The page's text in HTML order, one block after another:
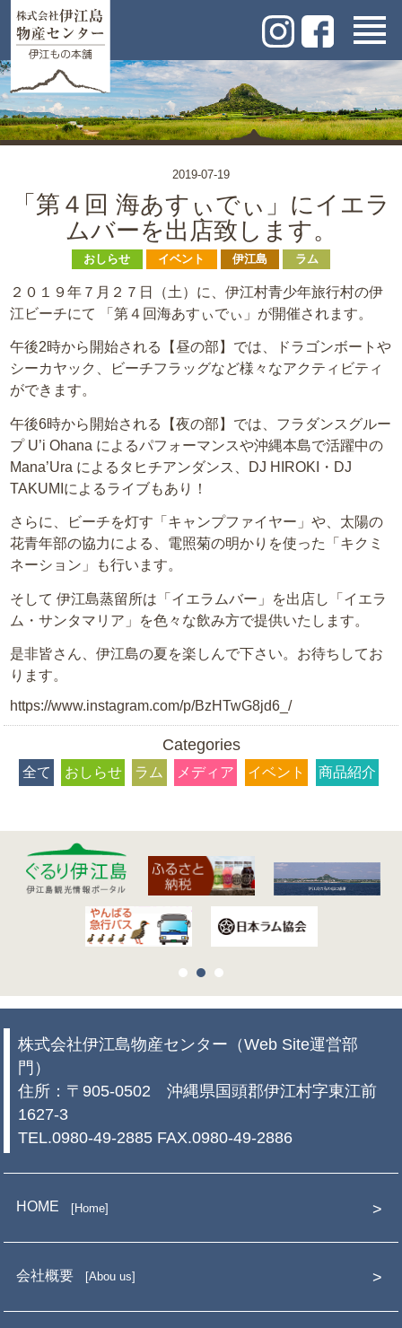
2019-07-19
「第４回 海あすぃでぃ」にイエラ
ムバーを出店致します。
おしらせ イベント 伊江島 ラム
２０１９年７月２７日（土）に、伊江村青少年旅行村の伊
江ビーチにて 「第４回海あすぃでぃ」が開催されます。
午後2時から開始される【昼の部】では、ドラゴンボートや
シーカヤック、ビーチフラッグなど様々なアクティビティ
ができます。
午後6時から開始される【夜の部】では、フラダンスグルー
プ U’i Ohana によるパフォーマンスや沖縄本島で活躍中の
Mana’Ura によるタヒチアンダンス、DJ HIROKI・DJ
TAKUMIによるライブもあり！
さらに、ビーチを灯す「キャンプファイヤー」や、太陽の
花青年部の協力による、電照菊の明かりを使った「キクミ
ネーション」も行います。
そして 伊江島蒸留所は「イエラムバー」を出店し「イエラ
ム・サンタマリア」を色々な飲み方で提供いたします。
是非皆さん、伊江島の夏を楽しんで下さい。お待ちしてお
ります。
https://www.instagram.com/p/BzHTwG8jd6_/
Categories
全て おしらせ ラム メディア イベント 商品紹介
株式会社伊江島物産センター（Web Site運営部
門）
住所：〒905-0502 沖縄県国頭郡伊江村字東江前
1627-3
TEL.0980-49-2885 FAX.0980-49-2886
HOME Home
会社概要 Abou us